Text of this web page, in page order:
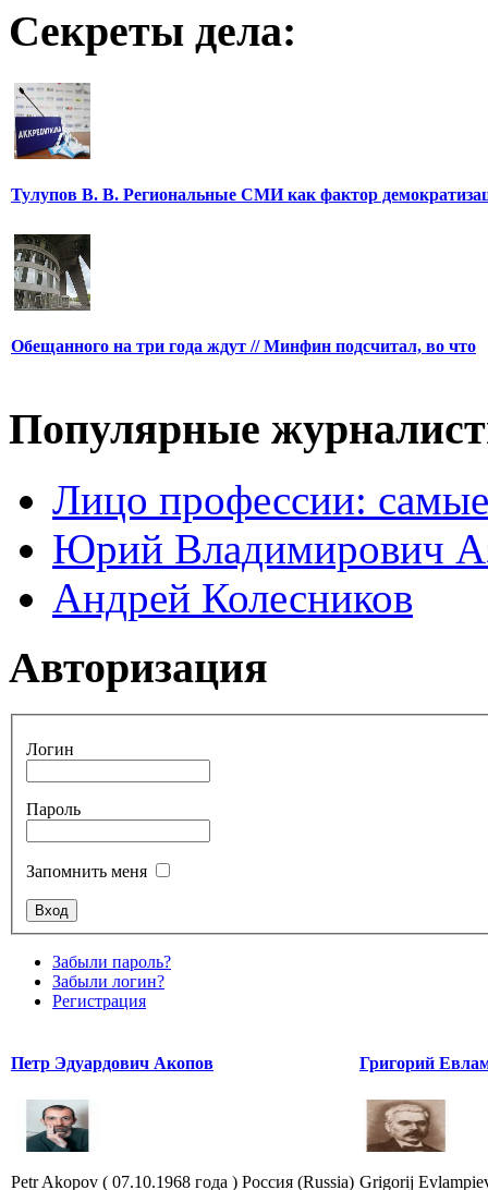
Секреты дела:
Тулупов В. В. Региональные СМИ как фактор
Обещанного на три года ждут // Минфин подсчитал, во что
Популярные
Лицо профессии:
Юрий Владимирович
Андрей Колесников
Авторизация
Логин
Пароль
Запомнить меня
Забыли пароль?
Забыли логин?
Регистрация
Петр Эдуардович Акопов
Petr Akopov ( 07.10.1968 года ) Россия (Russia)
Григорий
Grigorij